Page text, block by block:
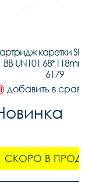
каретки
BB-UN101
6179
добавить в
СКОРО В